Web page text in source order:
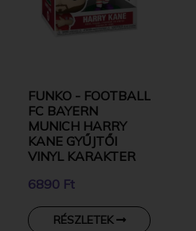
FUNKO - FOOTBALL
FC BAYERN
MUNICH HARRY
KANE GYŰJTŐI
VINYL KARAKTER
6890 Ft
RÉSZLETEK